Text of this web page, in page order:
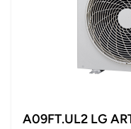
A09FT.UL2 LG